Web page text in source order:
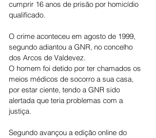
cumprir 16 anos de prisão por homicídio
qualificado.
O crime aconteceu em agosto de 1999,
segundo adiantou a GNR, no concelho
dos Arcos de Valdevez.
O homem foi detido por ter chamados os
meios médicos de socorro a sua casa,
por estar ciente, tendo a GNR sido
alertada que teria problemas com a
justiça.
Segundo avançou a edição online do